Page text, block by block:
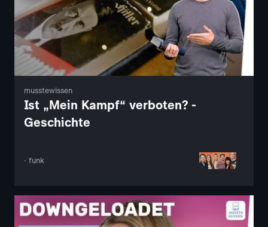
musstewissen
Ist „Mein Kampf“ verboten? -
Geschichte
· funk